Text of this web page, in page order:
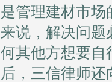
是管理建材市场
来说，解决问题
何其他方想要自
后，三信律师